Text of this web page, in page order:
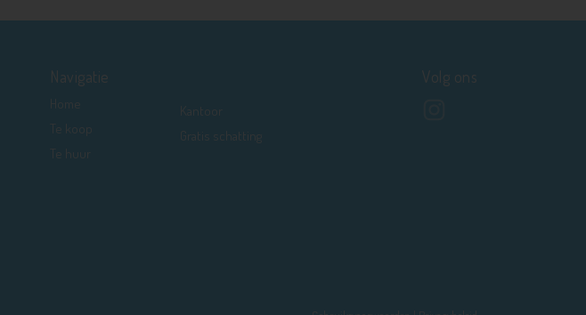
Navigatie
Te koop
Te huur
Volg ons